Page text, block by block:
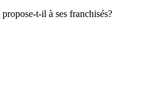
t-il à ses franchisés?